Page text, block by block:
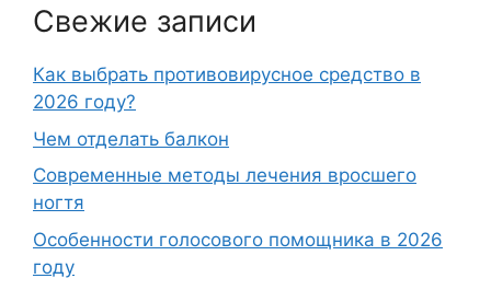
Свежие записи
Как выбрать противовирусное средство в
2026 году?
Чем отделать балкон
Современные методы лечения вросшего
ногтя
Особенности голосового помощника в 2026
году